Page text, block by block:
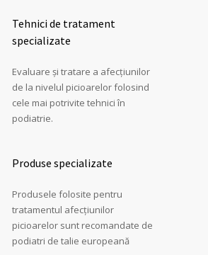
Tehnici de tratament
specializate
Evaluare și tratare a afecțiunilor
de la nivelul picioarelor folosind
cele mai potrivite tehnici în
podiatrie.
Produse specializate
Produsele folosite pentru
tratamentul afecțiunilor
picioarelor sunt recomandate de
podiatri de talie europeană